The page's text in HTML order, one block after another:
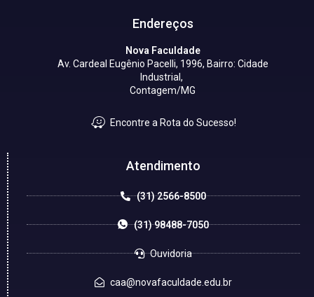
Endereços
Nova Faculdade
Av. Cardeal Eugênio Pacelli, 1996, Bairro: Cidade
Industrial,
Contagem/MG
Encontre a Rota do Sucesso!
Atendimento
(31) 2566-8500
(31) 98488-7050
Ouvidoria
caa@novafaculdade.edu.br